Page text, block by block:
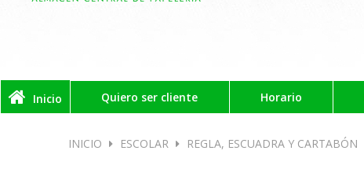
Inicio Quiero ser cliente Horario
INICIO ESCOLAR REGLA, ESCUADRA Y CARTABÓN